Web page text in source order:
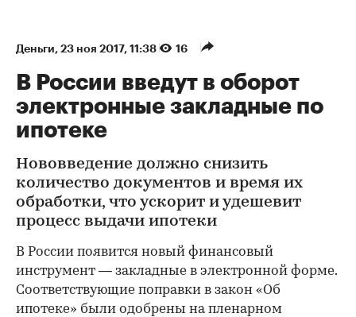
Деньги⁠, 23 ноя 2017, 11:38 16
В России введут в оборот
электронные закладные по
ипотеке
Нововведение должно снизить
количество документов и время их
обработки, что ускорит и удешевит
процесс выдачи ипотеки
В России появится новый финансовый
инструмент — закладные в электронной форме.
Соответствующие поправки в закон «Об
ипотеке» были одобрены на пленарном